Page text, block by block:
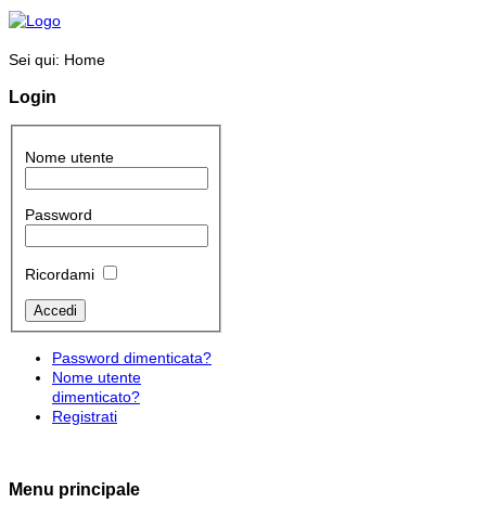
Sei qui: Home
Login
Nome utente
Password
Ricordami
Password dimenticata?
Nome utente
dimenticato?
Registrati
Menu principale